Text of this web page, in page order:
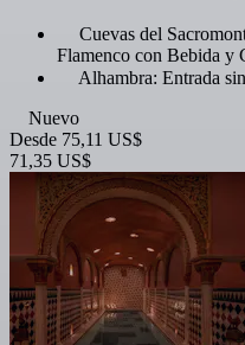
Cuevas del
Flamenco con Bebida y
Alhambra: Entrada
Nuevo
Desde 75,11 US$
71,35 US$